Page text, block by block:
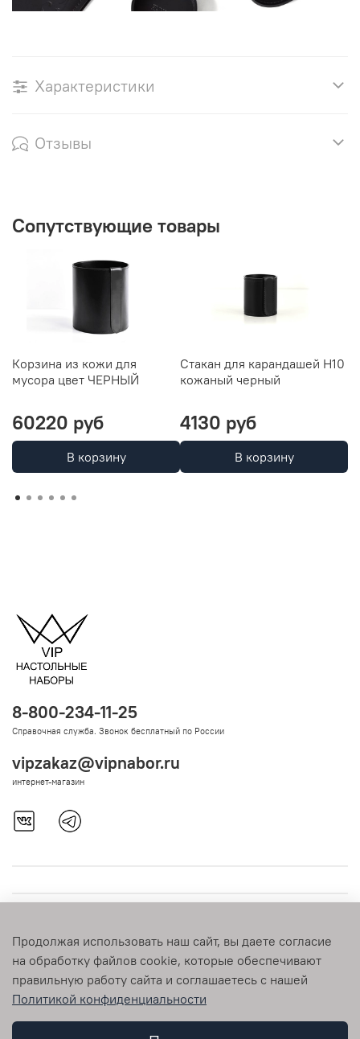
Характеристики
Отзывы
Сопутствующие товары
Корзина из кожи для
мусора цвет ЧЕРНЫЙ
60220 руб
В корзину
Стакан для карандашей H10
кожаный черный
4130 руб
В корзину
8-800-234-11-25
Справочная служба. Звонок бесплатный по России
vipzakaz@vipnabor.ru
интернет-магазин
© 2009-2026 vipnabor.ru Любое использование контента без
Продолжая использовать наш сайт, вы даете согласие
на обработку файлов cookie, которые обеспечивают
правильную работу сайта и соглашаетесь с нашей
Политикой конфиденциальности